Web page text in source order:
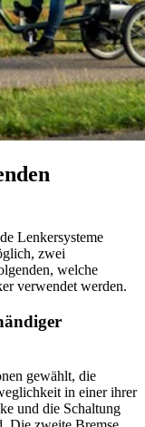
Lenkersysteme
zwei
welche
verwendet werden.
gewählt, die
in einer ihrer
und die Schaltung